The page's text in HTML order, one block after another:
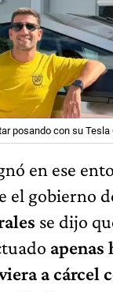
posando con su Tesla
en ese
el gobierno
se dijo
apenas
a cárcel